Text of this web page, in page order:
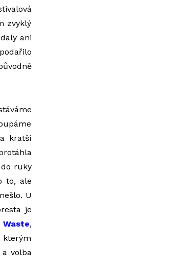
zvyklý
ani
kratší
ruky
to, ale
U
je
Waste,
kterým
volba